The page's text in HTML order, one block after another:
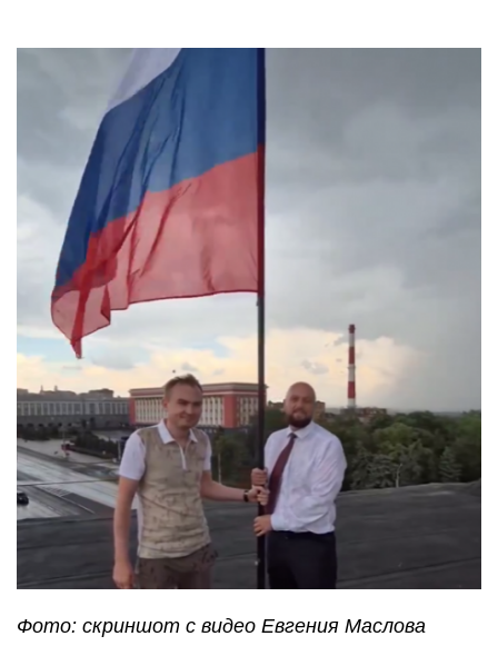
Фото: скриншот с видео Евгения Маслова